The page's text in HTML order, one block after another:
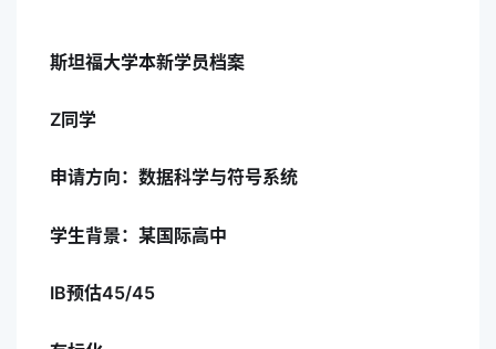
斯坦福大学本新学员档案
Z同学
申请方向：数据科学与符号系统
学生背景：某国际高中
IB预估45/45